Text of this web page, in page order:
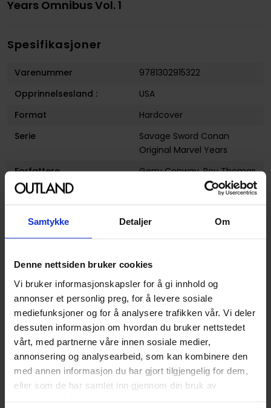
Samtykke Detaljer Om
Denne nettsiden bruker cookies
Vi bruker informasjonskapsler for å gi innhold og
annonser et personlig preg, for å levere sosiale
mediefunksjoner og for å analysere trafikken vår. Vi deler
dessuten informasjon om hvordan du bruker nettstedet
vårt, med partnerne våre innen sosiale medier,
annonsering og analysearbeid, som kan kombinere den
med annen informasjon du har gjort tilgjengelig for dem,
eller som de har samlet inn gjennom din bruk av
Years Omnibus Vol. 1
Spesifikasjoner
Varenummer
9781302915322
Opprinnelsesland :
USA
Format
Hardcover
Serie
Savage Sword Conan
Original Marvel Years
Forfattere
Gerry Conway,Roy Thomas
Illustratør
Barry Windsor-Smith
Utgiver
Marvel Comics
Lanseringsdato
(dd.mm.yyyy)
02.04.2019
Volum
1
Aldersgruppe
Voksen
Illustrasjoner
4 Illustrations
Forsidekunstner
Gabriele Dell'Otto